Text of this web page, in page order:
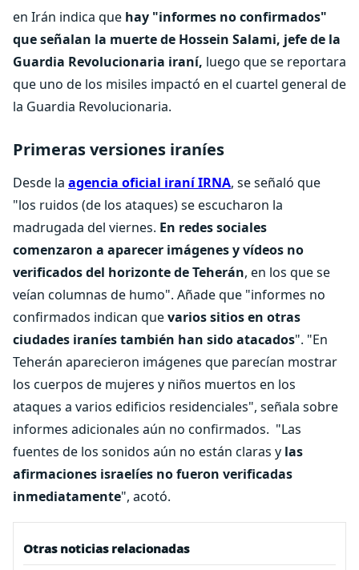
en Irán indica que hay "informes no confirmados"
que señalan la muerte de Hossein Salami, jefe de la
Guardia Revolucionaria iraní, luego que se reportara
que uno de los misiles impactó en el cuartel general de
la Guardia Revolucionaria.
Primeras versiones iraníes
Desde la agencia oficial iraní IRNA, se señaló que
"los ruidos (de los ataques) se escucharon la
madrugada del viernes. En redes sociales
comenzaron a aparecer imágenes y vídeos no
verificados del horizonte de Teherán, en los que se
veían columnas de humo". Añade que "informes no
confirmados indican quevarios sitios en otras
ciudades iraníes también han sido atacados". "En
Teherán aparecieron imágenes que parecían mostrar
los cuerpos de mujeres y niños muertos en los
ataques a varios edificios residenciales", señala sobre
informes adicionales aún no confirmados. "Las
fuentes de los sonidos aún no están claras y las
afirmaciones israelíes no fueron verificadas
inmediatamente", acotó.
Otras noticias relacionadas